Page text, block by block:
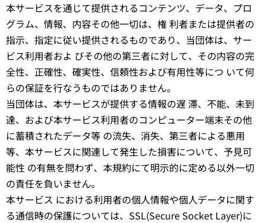
本サービスを通じて提供されるコンテンツ、データ、プロ
グラム、情報、内容その他一切は、権 利者または提供者の
指示、指定に従い提供されるものであり、当団体は、サー
ビス利用者およ びその他の第三者に対して、その内容の完
全性、正確性、確実性、信頼性および有用性等につ いて何
らの保証を行なうものではありません。
当団体は、本サービスが提供する情報の遅 滞、不能、未到
達、および本サービス利用者のコンピューター端末その他
に蓄積されたデータ等 の流失、消失、第三者による悪用
等、本サービスに関連して発生した損害について、予見可
能性 の有無を問わず、本規約にて明示的に定める以外一切
の責任を負いません。
本サービス における利用者の個人情報や個人データに関す
る通信時の保護については、SSL(Secure Socket Layer)に